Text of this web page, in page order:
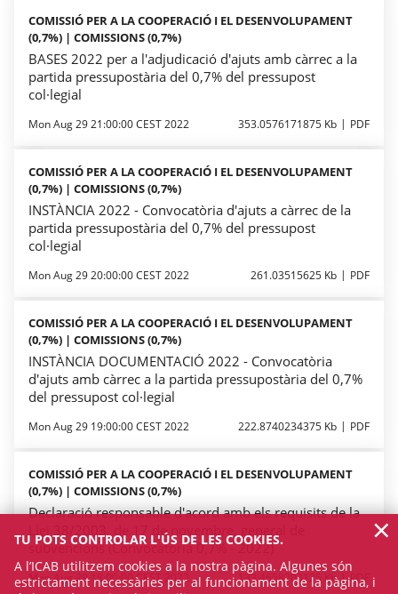
COMISSIÓ PER A LA COOPERACIÓ I EL DESENVOLUPAMENT
(0,7%) | COMISSIONS (0,7%)
BASES 2022 per a l'adjudicació d'ajuts amb càrrec a la
partida pressupostària del 0,7% del pressupost
col·legial
Mon Aug 29 21:00:00 CEST 2022 353.0576171875 Kb PDF
COMISSIÓ PER A LA COOPERACIÓ I EL DESENVOLUPAMENT
(0,7%) | COMISSIONS (0,7%)
INSTÀNCIA 2022 - Convocatòria d'ajuts a càrrec de la
partida pressupostària del 0,7% del pressupost
col·legial
Mon Aug 29 20:00:00 CEST 2022 261.03515625 Kb PDF
COMISSIÓ PER A LA COOPERACIÓ I EL DESENVOLUPAMENT
(0,7%) | COMISSIONS (0,7%)
INSTÀNCIA DOCUMENTACIÓ 2022 - Convocatòria
d'ajuts amb càrrec a la partida pressupostària del 0,7%
del pressupost col·legial
Mon Aug 29 19:00:00 CEST 2022 222.8740234375 Kb PDF
COMISSIÓ PER A LA COOPERACIÓ I EL DESENVOLUPAMENT
(0,7%) | COMISSIONS (0,7%)
Declaració responsable d'acord amb els requisits de la
Llei 38/2003, de 17 de novembre, general de
subvencions (Convocatòria 0,7% - 2022)
Mon Aug 29 18:00:00 CEST 2022 133.4658203125 Kb PDF
TU POTS CONTROLAR L'ÚS DE LES COOKIES.
A l’ICAB utilitzem cookies a la nostra pàgina. Algunes són
estrictament necessàries per al funcionament de la pàgina, i
×